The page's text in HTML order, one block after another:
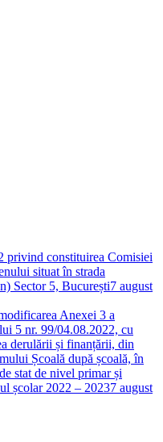
constituirea Comisiei
situat în strada
Sector 5, București7 august
Anexei 3 a
5 nr. 99/04.08.2022, cu
derulării și finanțării, din
Școală după școală, în
stat de nivel primar și
școlar 2022 – 20237 august